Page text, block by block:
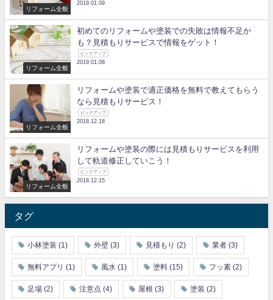
リフォーム全般
2019.01.09
リフォーム全般
初めてのリフォームや塗装での失敗は情報不足か
も？見積もりサービスで情報をゲット！
ピックアップ
2019.01.08
リフォーム全般
リフォームや塗装で適正価格を無料で教えてもらう
なら見積もりサービス！
ピックアップ
2018.12.18
リフォーム全般
リフォームや塗装の際には見積もりサービスを利用
して軌道修正していこう！
ピックアップ
2018.12.15
タグ
小林塗装 (1) 外壁 (3) 見積もり (2) 業者 (3)
無料アプリ (1) 風水 (1) 塗料 (15) フッ素 (2)
足場 (2) 注意点 (4) 屋根 (3) 塗装 (2)